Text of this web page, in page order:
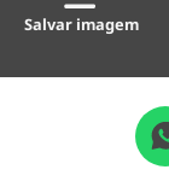
Salvar imagem